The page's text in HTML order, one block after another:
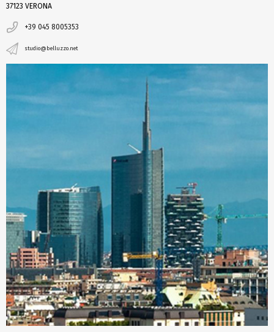
37123 VERONA
+39 045 8005353
studio@belluzzo.net